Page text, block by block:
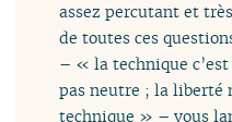
assez percutant et
de toutes ces
– « la technique
pas neutre ; la liberté
technique » – vous